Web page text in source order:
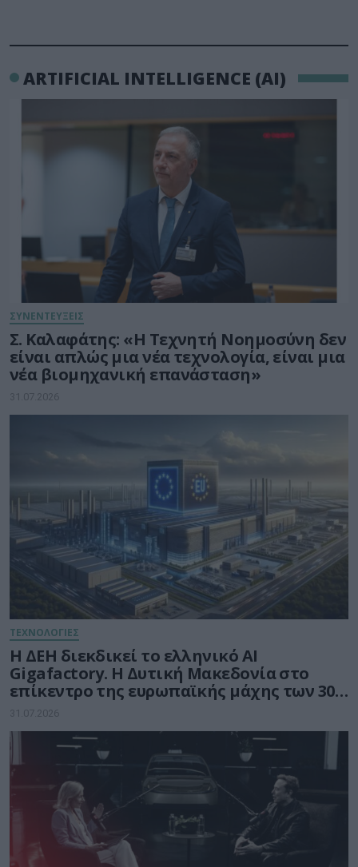
ARTIFICIAL INTELLIGENCE (AI)
ΣΥΝΕΝΤΕΥΞΕΙΣ
Σ. Καλαφάτης: «Η Τεχνητή Νοημοσύνη δεν
είναι απλώς μια νέα τεχνολογία, είναι μια
νέα βιομηχανική επανάσταση»
31.07.2026
ΤΕΧΝΟΛΟΓΙΕΣ
Η ΔΕΗ διεκδικεί το ελληνικό AI
Gigafactory. Η Δυτική Μακεδονία στο
επίκεντρο της ευρωπαϊκής μάχης των 30
δισ. ευρώ για την Τεχνητή Νοημοσύνη
31.07.2026